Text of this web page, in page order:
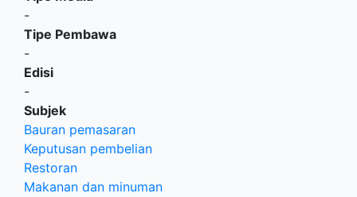
-
Tipe Pembawa
-
Edisi
-
Subjek
Bauran pemasaran
Keputusan pembelian
Restoran
Makanan dan minuman